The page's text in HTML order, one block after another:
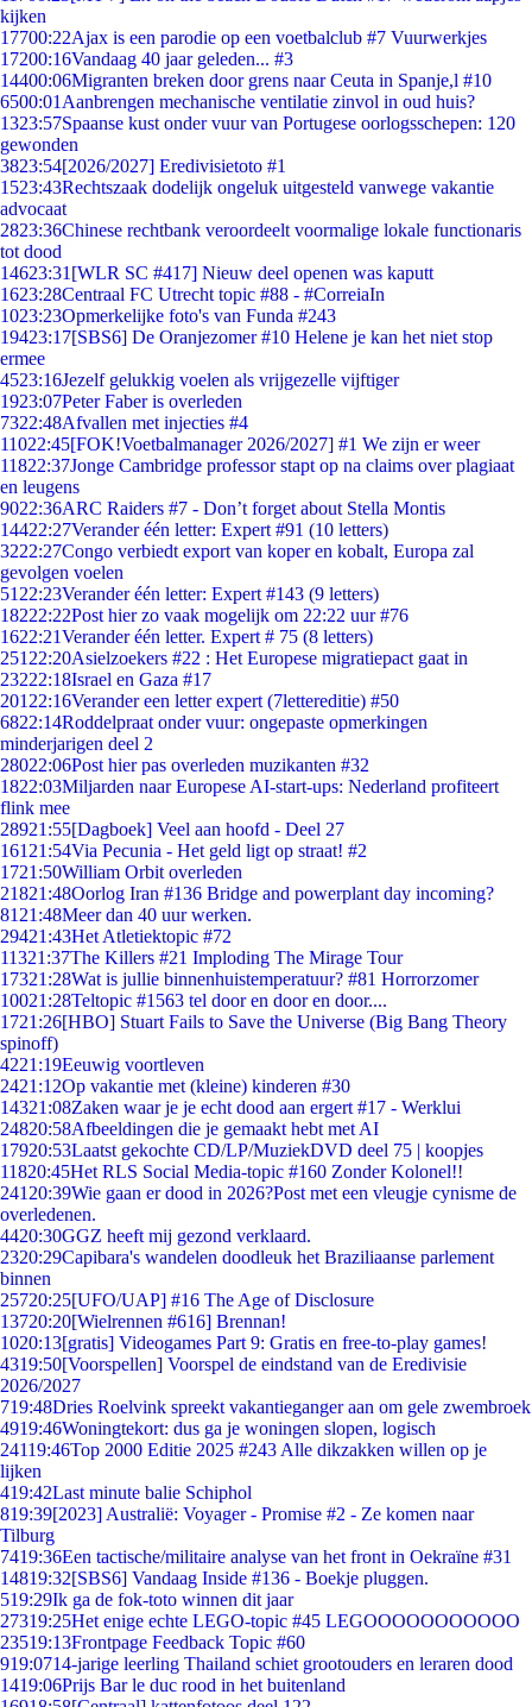
kijken
17700:22Ajax is een parodie op een voetbalclub #7 Vuurwerkjes
17200:16Vandaag 40 jaar geleden... #3
14400:06Migranten breken door grens naar Ceuta in Spanje,l #10
6500:01 Aanbrengen mechanische ventilatie zinvol in oud huis?
1323:57Spaanse kust onder vuur van Portugese oorlogsschepen: 120
gewonden
3823:54[2026/2027] Eredivisietoto #1
1523:43Rechtszaak dodelijk ongeluk uitgesteld vanwege vakantie
advocaat
2823:36Chinese rechtbank veroordeelt voormalige lokale functionaris
tot dood
14623:31 [WLR SC #417] Nieuw deel openen was kaputt
1623:28Centraal FC Utrecht topic #88 - #CorreiaIn
1023:23Opmerkelijke foto's van Funda #243
19423:17[SBS6] De Oranjezomer #10 Helene je kan het niet stop
ermee
4523:16Jezelf gelukkig voelen als vrijgezelle vijftiger
1923:07Peter Faber is overleden
7322:48Afvallen met injecties #4
11022:45[FOK!Voetbalmanager 2026/2027] #1 We zijn er weer
11822:37Jonge Cambridge professor stapt op na claims over plagiaat
en leugens
9022:36ARC Raiders #7 - Don’t forget about Stella Montis
14422:27Verander één letter: Expert #91 (10 letters)
3222:27Congo verbiedt export van koper en kobalt, Europa zal
gevolgen voelen
51 22:23Verander één letter: Expert #143 (9 letters)
18222:22Post hier zo vaak mogelijk om 22:22 uur #76
1622:21Verander één letter. Expert # 75 (8 letters)
251 22:20Asielzoekers #22 : Het Europese migratiepact gaat in
23222:18Israel en Gaza #17
201 22:16Verander een letter expert (7lettereditie) #50
6822:14Roddelpraat onder vuur: ongepaste opmerkingen
minderjarigen deel 2
28022:06Post hier pas overleden muzikanten #32
1822:03Miljarden naar Europese AI-start-ups: Nederland profiteert
flink mee
28921:55[Dagboek] Veel aan hoofd - Deel 27
161 21:54Via Pecunia - Het geld ligt op straat! #2
1721:50William Orbit overleden
21821:48Oorlog Iran #136 Bridge and powerplant day incoming?
81 21:48Meer dan 40 uur werken.
29421:43Het Atletiektopic #72
11321:37The Killers #21 Imploding The Mirage Tour
17321:28Wat is jullie binnenhuistemperatuur? #81 Horrorzomer
10021:28Teltopic #1563 tel door en door en door....
1721:26[HBO] Stuart Fails to Save the Universe (Big Bang Theory
spinoff)
4221:19Eeuwig voortleven
2421:12Op vakantie met (kleine) kinderen #30
14321:08Zaken waar je je echt dood aan ergert #17 - Werklui
24820:58Afbeeldingen die je gemaakt hebt met AI
17920:53Laatst gekochte CD/LP/MuziekDVD deel 75 | koopjes
11820:45Het RLS Social Media-topic #160 Zonder Kolonel!!
241 20:39Wie gaan er dood in 2026?Post met een vleugje cynisme de
overledenen.
4420:30GGZ heeft mij gezond verklaard.
2320:29Capibara's wandelen doodleuk het Braziliaanse parlement
binnen
25720:25[UFO/UAP] #16 The Age of Disclosure
13720:20[Wielrennen #616] Brennan!
1020:13[gratis] Videogames Part 9: Gratis en free-to-play games!
4319:50[Voorspellen] Voorspel de eindstand van de Eredivisie
2026/2027
719:48Dries Roelvink spreekt vakantieganger aan om gele zwembroek
4919:46Woningtekort: dus ga je woningen slopen, logisch
24119:46Top 2000 Editie 2025 #243 Alle dikzakken willen op je
lijken
419:42Last minute balie Schiphol
819:39[2023] Australië: Voyager - Promise #2 - Ze komen naar
Tilburg
7419:36Een tactische/militaire analyse van het front in Oekraïne #31
14819:32[SBS6] Vandaag Inside #136 - Boekje pluggen.
519:29Ik ga de fok-toto winnen dit jaar
27319:25Het enige echte LEGO-topic #45 LEGOOOOOOOOOOO
23519:13Frontpage Feedback Topic #60
919:0714-jarige leerling Thailand schiet grootouders en leraren dood
1419:06Prijs Bar le duc rood in het buitenland